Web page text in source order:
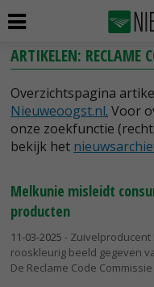
ARTIKELEN: RECLAME
Overzichtspagina
Nieuweoogst.nl. Voor
onze zoekfunctie
bekijk het
Melkunie misleidt
producten
11-03-2025 -
rooskleurig beeld gegeven
De Reclame Code